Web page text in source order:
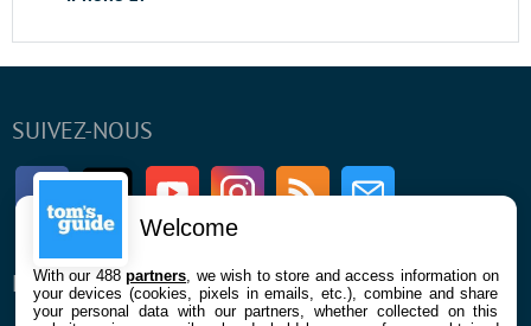
SUIVEZ-NOUS
FacebookTwitter Youtube InstagramRSS Newsletter
ENTREPRISE À PROPOS
Welcome
With our 488partners , we wish to store and access information on
your devices (cookies, pixels in emails, etc.), combine and share
your personal data with our partners, whether collected on this